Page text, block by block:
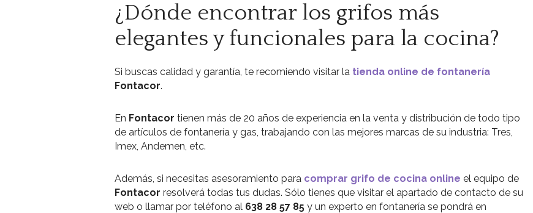
¿Dónde encontrar los grifos más
elegantes y funcionales para la cocina?
Si buscas calidad y garantía, te recomiendo visitar la tienda online de fontanería
Fontacor.
En Fontacor tienen más de 20 años de experiencia en la venta y distribución de todo tipo
de artículos de fontanería y gas, trabajando con las mejores marcas de su industria: Tres,
Imex, Andemen, etc.
Además, si necesitas asesoramiento para comprar grifo de cocina online el equipo de
Fontacor resolverá todas tus dudas. Sólo tienes que visitar el apartado de contacto de su
web o llamar por teléfono al 638 28 57 85 y un experto en fontanería se pondrá en